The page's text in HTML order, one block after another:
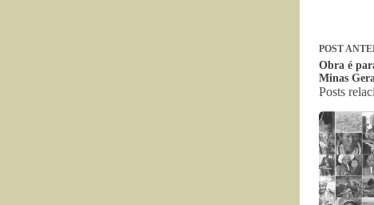
POST
Obra é
Minas
Posts